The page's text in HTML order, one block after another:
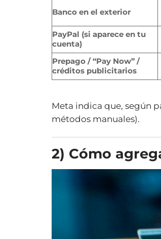
Banco en el exterior
PayPal (si aparece en tu
cuenta)
Prepago / “Pay Now” /
créditos publicitarios
Meta indica que, según
métodos manuales).
2) Cómo